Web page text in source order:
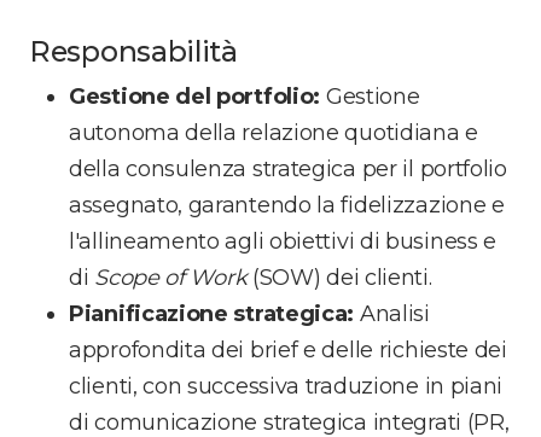
Responsabilità
Gestione del portfolio: Gestione
autonoma della relazione quotidiana e
della consulenza strategica per il portfolio
assegnato, garantendo la fidelizzazione e
l'allineamento agli obiettivi di business e
di Scope of Work(SOW) dei clienti.
Pianificazione strategica: Analisi
approfondita dei brief e delle richieste dei
clienti, con successiva traduzione in piani
di comunicazione strategica integrati (PR,